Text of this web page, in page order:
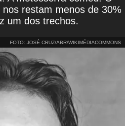
restam menos de 30%
um dos trechos.
FOTO: JOSÉ CRUZ/ABR/WIKIMÉDIACOMMONS